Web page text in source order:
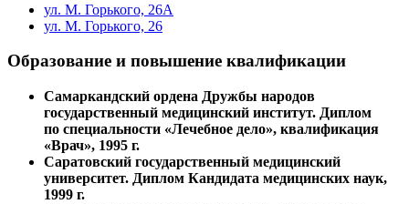
ул. М. Горького, 26А
ул. М. Горького, 26
Образование и повышение квалификации
Самаркандский ордена Дружбы народов
государственный медицинский институт. Диплом
по специальности «Лечебное дело», квалификация
«Врач», 1995 г.
Саратовский государственный медицинский
университет. Диплом Кандидата медицинских наук,
1999 г.